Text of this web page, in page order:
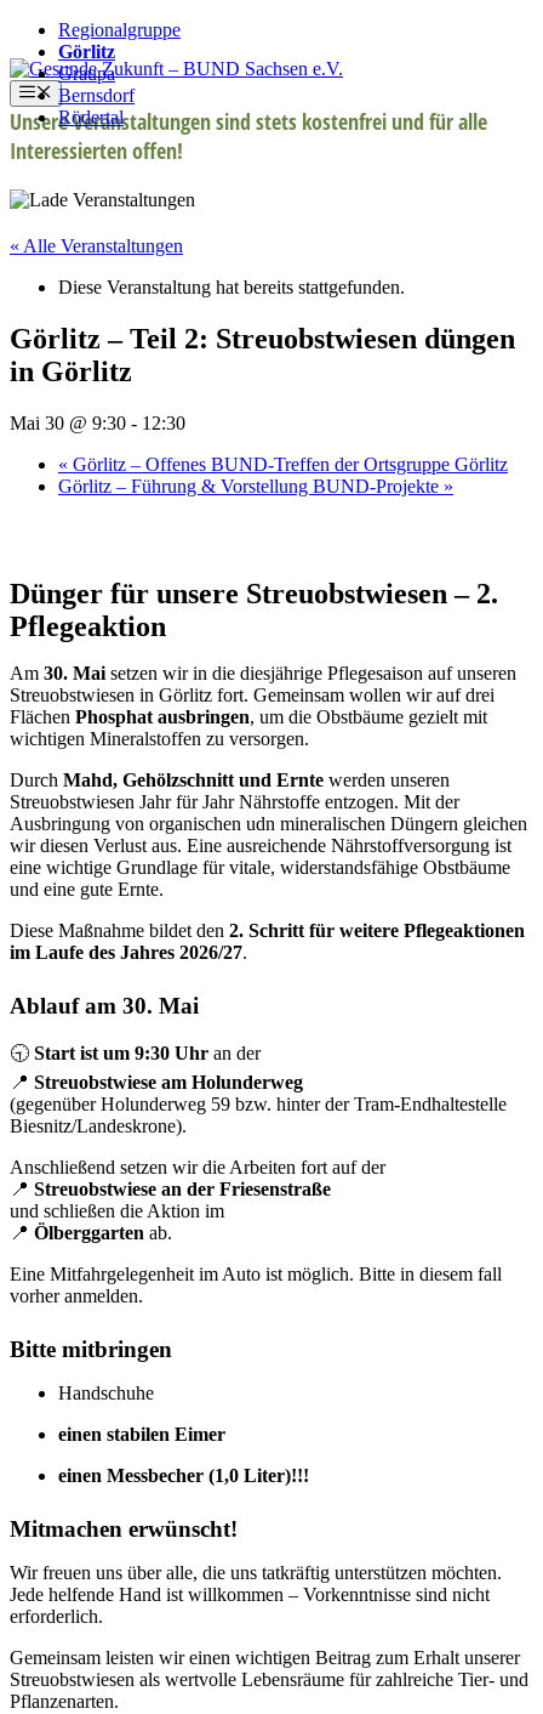
Zum
Inhalt
springen
Regionalgruppe
Görlitz
Graupa
Bernsdorf
Rödertal
Menü
Unsere Veranstaltungen sind stets kostenfrei und für alle
Interessierten offen!
« Alle Veranstaltungen
Diese Veranstaltung hat bereits stattgefunden.
Görlitz – Teil 2: Streuobstwiesen düngen
in Görlitz
Mai 30 @ 9:30 - 12:30
« Görlitz – Offenes BUND-Treffen der Ortsgruppe Görlitz
Görlitz – Führung & Vorstellung BUND-Projekte »
Dünger für unsere Streuobstwiesen – 2.
Pflegeaktion
Am 30. Mai setzen wir in die diesjährige Pflegesaison auf unseren
Streuobstwiesen in Görlitz fort. Gemeinsam wollen wir auf drei
Flächen Phosphat ausbringen, um die Obstbäume gezielt mit
wichtigen Mineralstoffen zu versorgen.
Durch Mahd, Gehölzschnitt und Ernte werden unseren
Streuobstwiesen Jahr für Jahr Nährstoffe entzogen. Mit der
Ausbringung von organischen udn mineralischen Düngern gleichen
wir diesen Verlust aus. Eine ausreichende Nährstoffversorgung ist
eine wichtige Grundlage für vitale, widerstandsfähige Obstbäume
und eine gute Ernte.
Diese Maßnahme bildet den 2. Schritt für weitere Pflegeaktionen
im Laufe des Jahres 2026/27.
Ablauf am 30. Mai
🕤 Start ist um 9:30 Uhr an der
📍 Streuobstwiese am Holunderweg
(gegenüber Holunderweg 59 bzw. hinter der Tram-Endhaltestelle
Biesnitz/Landeskrone).
Anschließend setzen wir die Arbeiten fort auf der
📍 Streuobstwiese an der Friesenstraße
und schließen die Aktion im
📍 Ölberggarten ab.
Eine Mitfahrgelegenheit im Auto ist möglich. Bitte in diesem fall
vorher anmelden.
Bitte mitbringen
Handschuhe
einen stabilen Eimer
einen Messbecher (1,0 Liter)!!!
Mitmachen erwünscht!
Wir freuen uns über alle, die uns tatkräftig unterstützen möchten.
Jede helfende Hand ist willkommen – Vorkenntnisse sind nicht
erforderlich.
Gemeinsam leisten wir einen wichtigen Beitrag zum Erhalt unserer
Streuobstwiesen als wertvolle Lebensräume für zahlreiche Tier- und
Pflanzenarten.